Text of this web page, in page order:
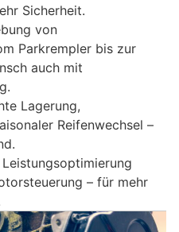
Sicherheit.
von
Parkrempler bis zur
auch mit
Lagerung,
Reifenwechsel –
– für mehr